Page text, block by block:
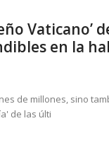
Vaticano’
en la
de millones, sino
de las últi